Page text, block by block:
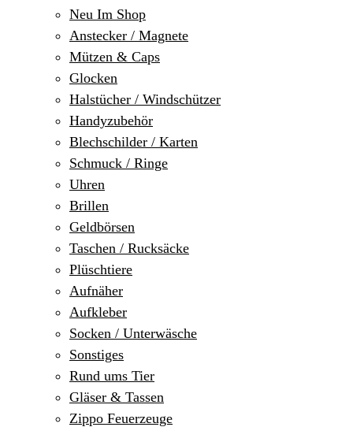
Neu Im Shop
Anstecker / Magnete
Mützen & Caps
Glocken
Halstücher / Windschützer
Handyzubehör
Blechschilder / Karten
Schmuck / Ringe
Uhren
Brillen
Geldbörsen
Taschen / Rucksäcke
Plüschtiere
Aufnäher
Aufkleber
Socken / Unterwäsche
Sonstiges
Rund ums Tier
Gläser & Tassen
Zippo Feuerzeuge